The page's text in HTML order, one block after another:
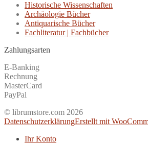
Historische Wissenschaften
Archäologie Bücher
Antiquarische Bücher
Fachliteratur | Fachbücher
Zahlungsarten
E-Banking
Rechnung
MasterCard
PayPal
© librumstore.com 2026
DatenschutzerklärungErstellt mit
Ihr Konto